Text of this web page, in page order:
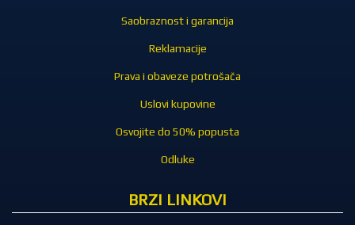
Saobraznost i garancija
Reklamacije
Prava i obaveze potrošača
Uslovi kupovine
Osvojite do 50% popusta
Odluke
BRZI LINKOVI